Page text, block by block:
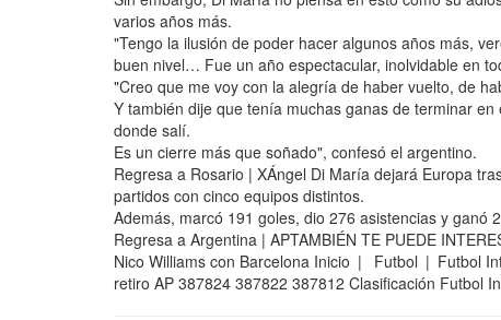
varios años más.
"Tengo la ilusión de poder hacer algunos años más,
buen nivel… Fue un año espectacular, inolvidable en
"Creo que me voy con la alegría de haber vuelto, de
Y también dije que tenía muchas ganas de terminar
donde salí.
Es un cierre más que soñado", confesó el argentino.
Regresa a Rosario | XÁngel Di María dejará Europa
partidos con cinco equipos distintos.
Además, marcó 191 goles, dio 276 asistencias y ganó
Regresa a Argentina | APTAMBIÉN TE PUEDE
Nico Williams con Barcelona Inicio | Futbol | Futbol
retiro AP 387824 387822 387812 Clasificación Futbol